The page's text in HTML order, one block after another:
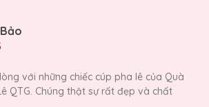
với những chiếc cúp pha lê của Quà
QTG. Chúng thật sự rất đẹp và chất